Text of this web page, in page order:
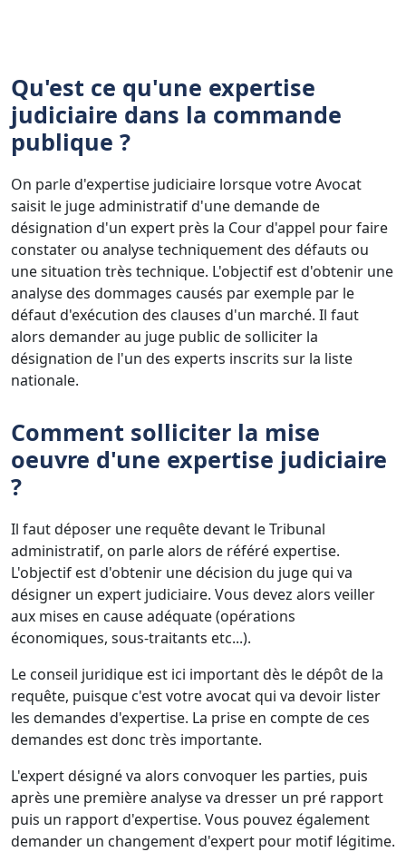
Qu'est ce qu'une expertise
judiciaire dans la commande
publique ?
On parle d'expertise judiciaire lorsque votre Avocat
saisit le juge administratif d'une demande de
désignation d'un expert près la Cour d'appel pour faire
constater ou analyse techniquement des défauts ou
une situation très technique. L'objectif est d'obtenir une
analyse des dommages causés par exemple par le
défaut d'exécution des clauses d'un marché. Il faut
alors demander au juge public de solliciter la
désignation de l'un des experts inscrits sur la liste
nationale.
Comment solliciter la mise
oeuvre d'une expertise judiciaire
?
Il faut déposer une requête devant le Tribunal
administratif, on parle alors de référé expertise.
L'objectif est d'obtenir une décision du juge qui va
désigner un expert judiciaire. Vous devez alors veiller
aux mises en cause adéquate (opérations
économiques, sous-traitants etc...).
Le conseil juridique est ici important dès le dépôt de la
requête, puisque c'est votre avocat qui va devoir lister
les demandes d'expertise. La prise en compte de ces
demandes est donc très importante.
L'expert désigné va alors convoquer les parties, puis
après une première analyse va dresser un pré rapport
puis un rapport d'expertise. Vous pouvez également
demander un changement d'expert pour motif légitime.